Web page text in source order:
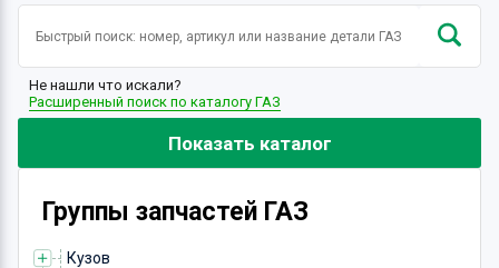
Не нашли что искали?
Расширенный поиск по каталогу ГАЗ
Показать каталог
Группы запчастей ГАЗ
Кузов